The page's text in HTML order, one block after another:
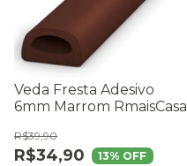
Veda Fresta Adesivo
6mm Marrom RmaisCasa
R$34,90
R$39,90
13% OFF